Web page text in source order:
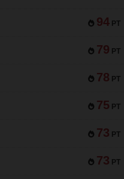
94 PT
79 PT
78 PT
75 PT
73 PT
73 PT